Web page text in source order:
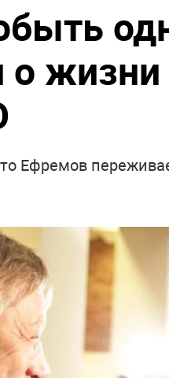
о
Ефремов